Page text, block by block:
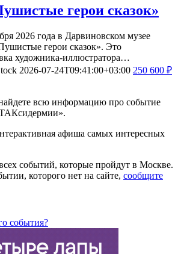
герои сказок»
2026 года в Дарвиновском музее
герои сказок». Это
художника-иллюстратора…
2026-07-24T09:41:00+03:00 250 600 ₽
всю информацию про событие
афиша самых интересных
событий, которые пройдут в Москве.
которого нет на сайте, сообщите
события?